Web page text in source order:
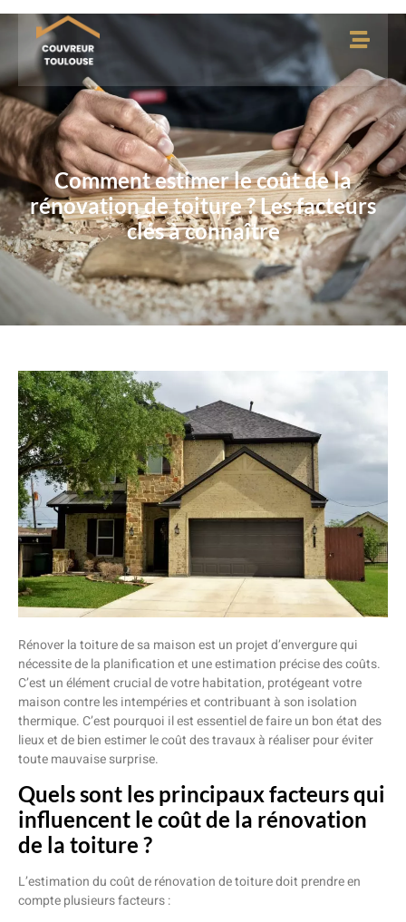
Comment estimer le coût de la
rénovation de toiture ? Les facteurs
clés à connaître
Rénover la toiture de sa maison est un projet d’envergure qui
nécessite de la planification et une estimation précise des coûts.
C’est un élément crucial de votre habitation, protégeant votre
maison contre les intempéries et contribuant à son isolation
thermique. C’est pourquoi il est essentiel de faire un bon état des
lieux et de bien estimer le coût des travaux à réaliser pour éviter
toute mauvaise surprise.
Quels sont les principaux facteurs qui
influencent le coût de la rénovation
de la toiture ?
L’estimation du coût de rénovation de toiture doit prendre en
compte plusieurs facteurs :